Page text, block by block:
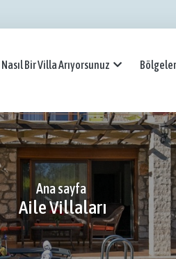
Nasıl Bir Villa Arıyorsunuz Bölgeler
Ana sayfa
Aile Villaları